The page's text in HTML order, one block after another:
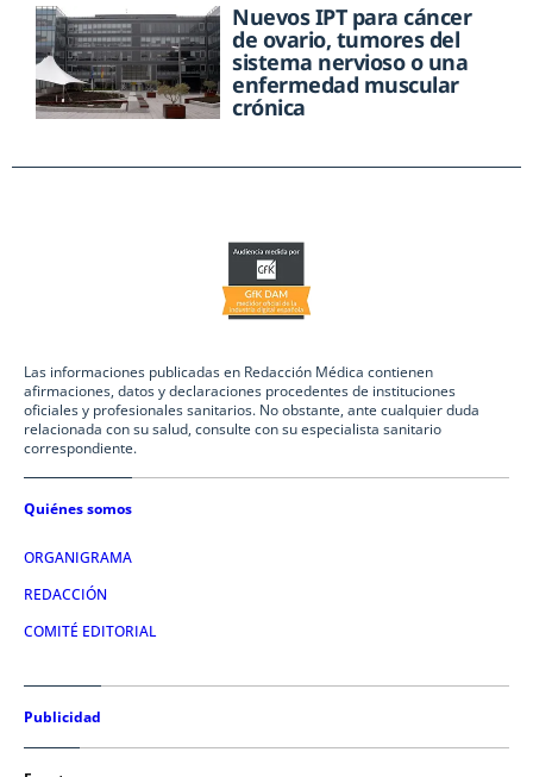
Nuevos IPT para cáncer
de ovario, tumores del
sistema nervioso o una
enfermedad muscular
crónica
Las informaciones publicadas en Redacción Médica contienen
afirmaciones, datos y declaraciones procedentes de instituciones
oficiales y profesionales sanitarios. No obstante, ante cualquier duda
relacionada con su salud, consulte con su especialista sanitario
correspondiente.
Quiénes somos
ORGANIGRAMA
REDACCIÓN
COMITÉ EDITORIAL
Publicidad